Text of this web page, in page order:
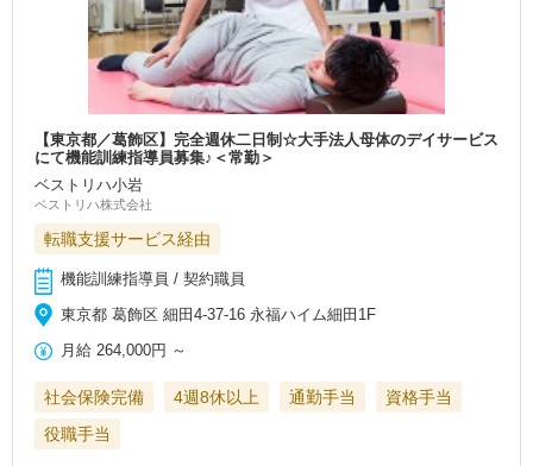
【東京都／葛飾区】完全週休二日制☆大手法人母体のデイサービス
にて機能訓練指導員募集♪＜常勤＞
ベストリハ小岩
ベストリハ株式会社
転職支援サービス経由
機能訓練指導員 / 契約職員
東京都 葛飾区 細田4-37-16 永福ハイム細田1F
月給 264,000円 ～
社会保険完備 4週8休以上 通勤手当
資格手当
役職手当